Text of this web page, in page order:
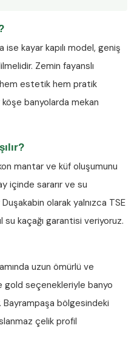
kayar kapılı model, geniş
Zemin fayanslı
estetik hem pratik
banyolarda mekan
mantar ve küf oluşumunu
içinde sararır ve su
olarak yalnızca TSE
su kaçağı garantisi veriyoruz.
uzun ömürlü ve
gold seçenekleriyle banyo
Bayrampaşa bölgesindeki
çelik profil